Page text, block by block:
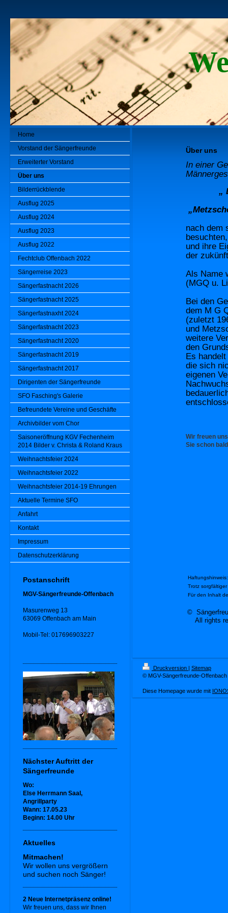
Home
Vorstand der Sängerfreunde
Erweiterter Vorstand
Über uns
Bilderrückblende
Ausflug 2025
Ausflug 2024
Ausflug 2023
Ausflug 2022
Fechtclub Offenbach 2022
Sängerreise 2023
Sängerfastnacht 2026
Sängerfastnacht 2025
Sängerfastnaxht 2024
Sängerfastnacht 2023
Sängerfastnacht 2020
Sängerfastnacht 2019
Sängerfastnacht 2017
Dirigenten der Sängerfreunde
SFO Fasching's Galerie
Befreundete Vereine und Geschäfte
Archivbilder vom Chor
Saisoneröffnung KGV Fechenheim
2014 Bilder v. Christa & Roland Kraus
Weihnachtsfeier 2024
Weihnachtsfeier 2022
Weihnachtsfeier 2014-19 Ehrungen
Aktuelle Termine SFO
Anfahrt
Kontakt
Impressum
Datenschutzerklärung
Postanschrift
MGV-Sängerfreunde-Offenbach
Masurenweg 13
63069 Offenbach am Main
Mobil-Tel: 017696903227
Nächster Auftritt der
Sängerfreunde
Wo:
Else Herrmann Saal,
Angrillparty
Wann: 17.05.23
Beginn: 14.00 Uhr
Aktuelles
Mitmachen!
Wir wollen uns vergrößern
und suchen noch Sänger!
2 Neue Internetpräsenz online!
Wir freuen uns, dass wir Ihnen
Über uns
In einer
„
nach dem
und ihre
der
Als Name
(MGQ u.
Bei den
dem M G
(zuletzt
und
weitere
den
Es
die sich
eigenen
Wir freuen
Sie schon
Haftungshinweis:
Trotz
Für den Inhalt
©
All rights
Druckversion | Sitemap
© MGV-Sängerfreunde-Offenbach
Diese Homepage wurde mit